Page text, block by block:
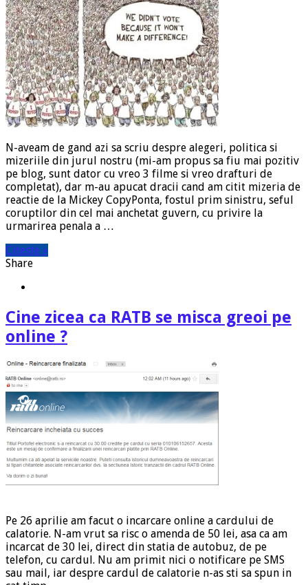
N-aveam de gand azi sa scriu despre alegeri, politica si
mizeriile din jurul nostru (mi-am propus sa fiu mai pozitiv
pe blog, sunt dator cu vreo 3 filme si vreo drafturi de
completat), dar m-au apucat dracii cand am citit mizeria de
reactie de la Mickey CopyPonta, fostul prim sinistru, seful
coruptilor din cel mai anchetat guvern, cu privire la
urmarirea penala a …
Citeste »
Share
Cine zicea ca RATB se misca greoi pe
online ?
Pe 26 aprilie am facut o incarcare online a cardului de
calatorie. N-am vrut sa risc o amenda de 50 lei, asa ca am
incarcat de 30 lei, direct din statia de autobuz, de pe
telefon, cu cardul. Nu am primit nici o notificare pe SMS
sau mail, iar despre cardul de calatorie n-as sti sa spun in